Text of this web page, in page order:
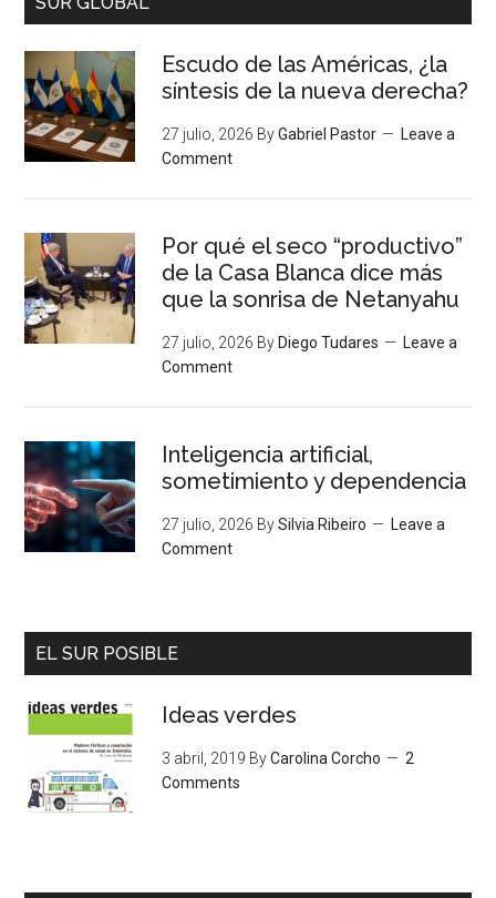
Escudo de las Américas, ¿la
síntesis de la nueva derecha?
27 julio, 2026 ByGabriel Pastor
Leave a
Comment
Por qué el seco “productivo”
de la Casa Blanca dice más
que la sonrisa de Netanyahu
27 julio, 2026 By Diego Tudares
Leave a
Comment
Inteligencia artificial,
sometimiento y dependencia
27 julio, 2026 BySilvia Ribeiro
Leave a
Comment
EL SUR POSIBLE
Ideas verdes
3 abril, 2019 ByCarolina Corcho
2
Comments